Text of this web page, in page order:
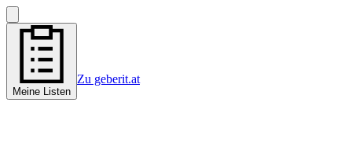
Meine Listen
Zu geberit.at